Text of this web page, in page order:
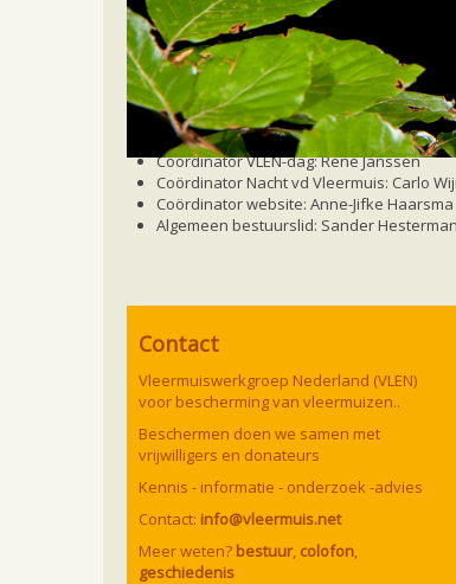
Home Ecologie en soorten
Bestuur
Voorzitter a.i.: René Janssen
Penningmeester en ledenadministratie:
Coördinator VLEN-dag:RenéJanssen
Coördinator Nacht vd Vleermuis: Carlo
Coördinatorwebsite: Anne-Jifke Haarsma
Algemeen bestuurslid: Sander
Contact
Vleermuiswerkgroep Nederland (VLEN)
voor bescherming van vleermuizen..
Beschermen doen we samen met
vrijwilligers en donateurs
Kennis - informatie - onderzoek -advies
Contact: info@vleermuis.net
Meer weten? bestuur, colofon,
geschiedenis